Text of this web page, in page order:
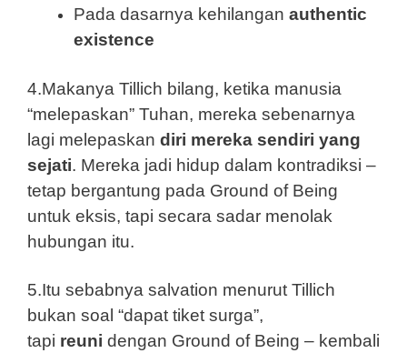
Pada dasarnya kehilangan authentic
existence
4.Makanya Tillich bilang, ketika manusia
“melepaskan” Tuhan, mereka sebenarnya
lagi melepaskan diri mereka sendiri yang
sejati. Mereka jadi hidup dalam kontradiksi –
tetap bergantung pada Ground of Being
untuk eksis, tapi secara sadar menolak
hubungan itu.
5.Itu sebabnya salvation menurut Tillich
bukan soal “dapat tiket surga”,
tapi reuni dengan Ground of Being – kembali